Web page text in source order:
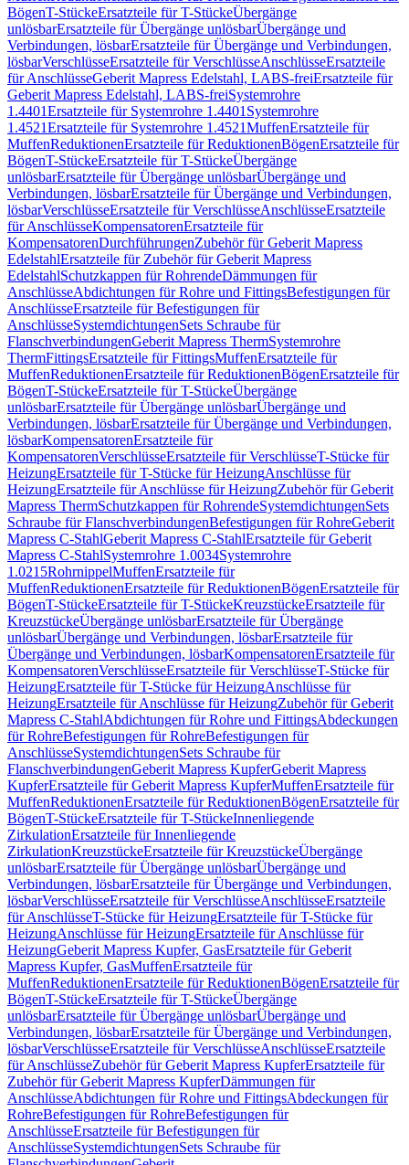
BögenT-StückeErsatzteile für T-StückeÜbergänge
unlösbarErsatzteile für Übergänge unlösbarÜbergänge und
Verbindungen, lösbarErsatzteile für Übergänge und Verbindungen,
lösbarVerschlüsseErsatzteile für VerschlüsseAnschlüsseErsatzteile
für AnschlüsseGeberit Mapress Edelstahl, LABS-freiErsatzteile für
Geberit Mapress Edelstahl, LABS-freiSystemrohre
1.4401Ersatzteile für Systemrohre 1.4401 Systemrohre
1.4521Ersatzteile für Systemrohre 1.4521MuffenErsatzteile für
MuffenReduktionenErsatzteile für ReduktionenBögenErsatzteile für
BögenT-StückeErsatzteile für T-StückeÜbergänge
unlösbarErsatzteile für Übergänge unlösbarÜbergänge und
Verbindungen, lösbarErsatzteile für Übergänge und Verbindungen,
lösbarVerschlüsseErsatzteile für VerschlüsseAnschlüsseErsatzteile
für AnschlüsseKompensatorenErsatzteile für
KompensatorenDurchführungenZubehör für Geberit Mapress
EdelstahlErsatzteile für Zubehör für Geberit Mapress
EdelstahlSchutzkappen für RohrendeDämmungen für
AnschlüsseAbdichtungen für Rohre und FittingsBefestigungen für
AnschlüsseErsatzteile für Befestigungen für
AnschlüsseSystemdichtungenSets Schraube für
FlanschverbindungenGeberit Mapress ThermSystemrohre
ThermFittingsErsatzteile für FittingsMuffenErsatzteile für
MuffenReduktionenErsatzteile für ReduktionenBögenErsatzteile für
BögenT-StückeErsatzteile für T-StückeÜbergänge
unlösbarErsatzteile für Übergänge unlösbarÜbergänge und
Verbindungen, lösbarErsatzteile für Übergänge und Verbindungen,
lösbarKompensatorenErsatzteile für
KompensatorenVerschlüsseErsatzteile für VerschlüsseT-Stücke für
HeizungErsatzteile für T-Stücke für HeizungAnschlüsse für
HeizungErsatzteile für Anschlüsse für HeizungZubehör für Geberit
Mapress ThermSchutzkappen für RohrendeSystemdichtungenSets
Schraube für FlanschverbindungenBefestigungen für RohreGeberit
Mapress C-StahlGeberit Mapress C-StahlErsatzteile für Geberit
Mapress C-StahlSystemrohre 1.0034Systemrohre
1.0215RohrnippelMuffenErsatzteile für
MuffenReduktionenErsatzteile für ReduktionenBögenErsatzteile für
BögenT-StückeErsatzteile für T-StückeKreuzstückeErsatzteile für
KreuzstückeÜbergänge unlösbarErsatzteile für Übergänge
unlösbarÜbergänge und Verbindungen, lösbarErsatzteile für
Übergänge und Verbindungen, lösbarKompensatorenErsatzteile für
KompensatorenVerschlüsseErsatzteile für VerschlüsseT-Stücke für
HeizungErsatzteile für T-Stücke für HeizungAnschlüsse für
HeizungErsatzteile für Anschlüsse für HeizungZubehör für Geberit
Mapress C-StahlAbdichtungen für Rohre und FittingsAbdeckungen
für RohreBefestigungen für RohreBefestigungen für
AnschlüsseSystemdichtungenSets Schraube für
FlanschverbindungenGeberit Mapress KupferGeberit Mapress
KupferErsatzteile für Geberit Mapress KupferMuffenErsatzteile für
MuffenReduktionenErsatzteile für ReduktionenBögenErsatzteile für
BögenT-StückeErsatzteile für T-StückeInnenliegende
ZirkulationErsatzteile für Innenliegende
ZirkulationKreuzstückeErsatzteile für KreuzstückeÜbergänge
unlösbarErsatzteile für Übergänge unlösbarÜbergänge und
Verbindungen, lösbarErsatzteile für Übergänge und Verbindungen,
lösbarVerschlüsseErsatzteile für VerschlüsseAnschlüsseErsatzteile
für AnschlüsseT-Stücke für HeizungErsatzteile für T-Stücke für
HeizungAnschlüsse für HeizungErsatzteile für Anschlüsse für
HeizungGeberit Mapress Kupfer, GasErsatzteile für Geberit
Mapress Kupfer, GasMuffenErsatzteile für
MuffenReduktionenErsatzteile für ReduktionenBögenErsatzteile für
BögenT-StückeErsatzteile für T-StückeÜbergänge
unlösbarErsatzteile für Übergänge unlösbarÜbergänge und
Verbindungen, lösbarErsatzteile für Übergänge und Verbindungen,
lösbarVerschlüsseErsatzteile für VerschlüsseAnschlüsseErsatzteile
für AnschlüsseZubehör für Geberit Mapress KupferErsatzteile für
Zubehör für Geberit Mapress KupferDämmungen für
AnschlüsseAbdichtungen für Rohre und FittingsAbdeckungen für
RohreBefestigungen für RohreBefestigungen für
AnschlüsseErsatzteile für Befestigungen für
AnschlüsseSystemdichtungenSets Schraube für